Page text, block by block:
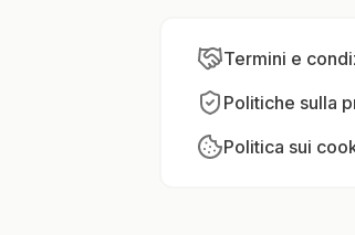
Termini e
Politiche sulla
Politica sui